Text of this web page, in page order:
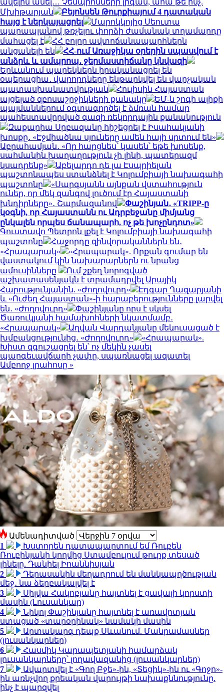
Մխիթարյան
Բեյոնսեն Թուրքիայում 4 դատական
հայց է ներկայացրել
Մարոկկոյից Սեուտա
պարապլանով թռչելու փորձի ժամանակ տղամարդը
մահացել է
ՀՀ բոլոր ավտոճանապարհներն
անցանելի են
ՀՀ-ում Առաջիկա օրերին սպասվում է
անձրև և ամպրոպ․ ջերմաստիճանը կնվազի
Երևանում պարեկներն իրականացրել են
օպերացիա․ վարորդները ենթարկվել են վարչական
պատասխանատվության
Հուլիսին Հայաստան
այցելած զբոսաշրջիկների քանակը
ԵՄ-ն շոգի ալիքի
պայմաններում օգտագործել է ձմռան համար
պահեստավորված գազի ռեկորդային քանակություն
Զաքարիա Սրբազանը հիշեցրել է Իսահակյանի
խոսքը․ «Էջմիածնա սյուները ամեն հայի սրտում են»
Աբրահամյան․ «Որ հարցնես՝ կասեն՝ եթե խոսենք,
սահմանին խաղաղություն չի լինի, պատերազմ
կսադրենք»
Աբելարդո դե լա Էսպրիելան
պաշտոնապես ստանձնել է Կոլումբիայի նախագահի
պաշտոնը
«Սարգսյանն այնքան վստահություն
ուներ, որ մեկ զանգով լուծում էր Հայաստանի
խնդիրները»․ Շարմազանով
Փաշինյան․ «TRIPP-ը
կօգնի, որ Հայաստանն ու Ադրբեջանը միմյանց
ընկալեն որպես ճանապարհ, ոչ թե խոչընդոտ»
Գուստավո Պետրոն լքել է Կոլումբիայի նախագահի
պաշտոնը
Հաջորդը զինվորականներն են․
«Հրապարակ»
«Հրապարակ». Որքան գումար են
վաստակում կին նախարարներն ու նրանց
ամուսինները
Ում շքեղ նորոգված
աշխատասենյակն է տրամադրվել Արայիկ
Հարությունյանին. «Ժողովուրդ»
Էդգար Ղազարյանի
և «Ուժեղ Հայաստան»-ի հարաբերությունները լարվել
են․ «Ժողովուրդ»
Փաշինյանը որս է սկսել
Ծառուկյանի համախոհների նկատմամբ․
«Հրապարակ»
Աղվան Վարդանյանը մեկուսացած է
խմբակցությունից․ «Ժողովուրդ»
«Հրապարակ».
Խիստ զգուշացրել են՝ ոչ մեկին չասել
պարգեւավճարի չափը, սպառնացել ազատել
Ամբողջ լրահոսը »
Ամենադիտված
1
Խստորեն դատապարտում եմ Ռուբեն
Ռուբինյանի կողմից Ստամբուլում թուրք տեսած
լինելը. Դանիել Իոաննիսյան
2
Դերասանին մեղադրում են մանկապղծության
մեջ․ նա ձերբակալվել է
3
Սիլվա Հակոբյանը հայտնել է ցավալի կորստի
մասին (Լուսանկար)
4
Նիկոլ Փաշինյանը հայտնել է առավոտյան
ստացած «տարօրինակ» նամակի մասին
5
Արտակարգ դեպք Սևանում. Մանրամասներ
(լուսանկարներ)
6
Հասմիկ Կարապետյանի համարձակ
լուսանկարները՝ լողավազանից (լուսանկարներ)
7
Ավարտվել է «Գող Բջե»-ին, «Տեցիկ»-ին ու «Գոջո»-
ին առնչվող քրեական վարույթի նախաքննությունը.
ինչ է պարզվել